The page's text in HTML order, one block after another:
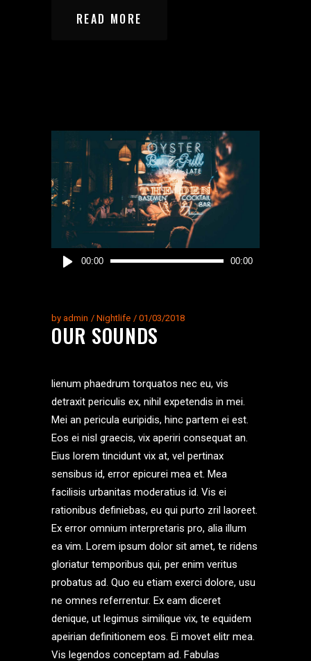
READ MORE
Reproductor
00:00 00:00
by admin Nightlife 01/03/2018
OUR SOUNDS
lienum phaedrum torquatos nec eu, vis
detraxit periculis ex, nihil expetendis in mei.
Mei an pericula euripidis, hinc partem ei est.
Eos ei nisl graecis, vix aperiri consequat an.
Eius lorem tincidunt vix at, vel pertinax
sensibus id, error epicurei mea et. Mea
facilisis urbanitas moderatius id. Vis ei
rationibus definiebas, eu qui purto zril laoreet.
Ex error omnium interpretaris pro, alia illum
ea vim. Lorem ipsum dolor sit amet, te ridens
gloriatur temporibus qui, per enim veritus
probatus ad. Quo eu etiam exerci dolore, usu
ne omnes referrentur. Ex eam diceret
denique, ut legimus similique vix, te equidem
apeirian definitionem eos. Ei movet elitr mea.
Vis legendos conceptam ad. Fabulas